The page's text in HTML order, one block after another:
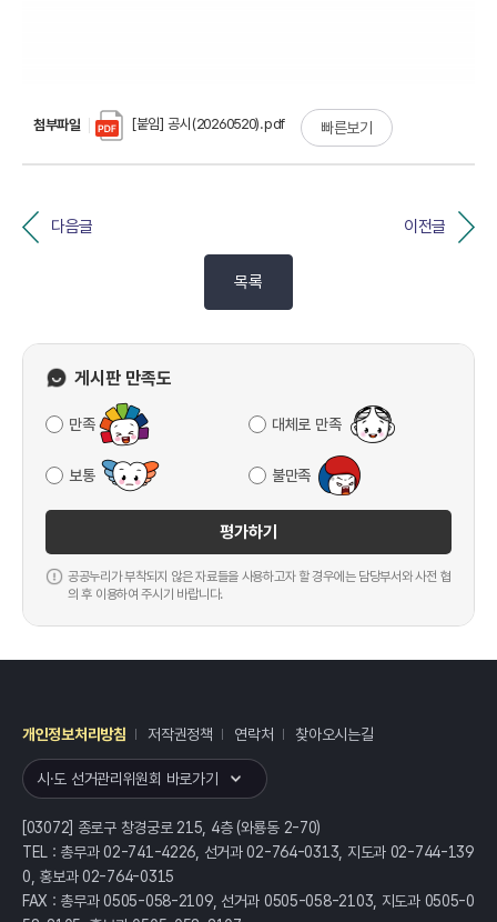
첨부파일 [붙임] 공시(20260520).pdf 빠른보기
다음글 이전글
목록
게시판 만족도
만족 대체로 만족
보통 불만족
평가하기
공공누리가 부착되지 않은 자료들을 사용하고자 할 경우에는 담당부서와 사전 협
의 후 이용하여 주시기 바랍니다.
개인정보처리방침 저작권정책 연락처 찾아오시는길
시·도 선거관리위원회 바로가기
[03072] 종로구 창경궁로 215, 4층 (와룡동 2-70)
TEL : 총무과 02-741-4226, 선거과 02-764-0313, 지도과 02-744-139
0, 홍보과 02-764-0315
FAX : 총무과 0505-058-2109, 선거과 0505-058-2103, 지도과 0505-0